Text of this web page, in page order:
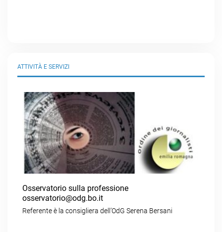
ATTIVITÀ E SERVIZI
Osservatorio sulla professione
osservatorio@odg.bo.it
Referente è la consigliera dell’OdG Serena Bersani